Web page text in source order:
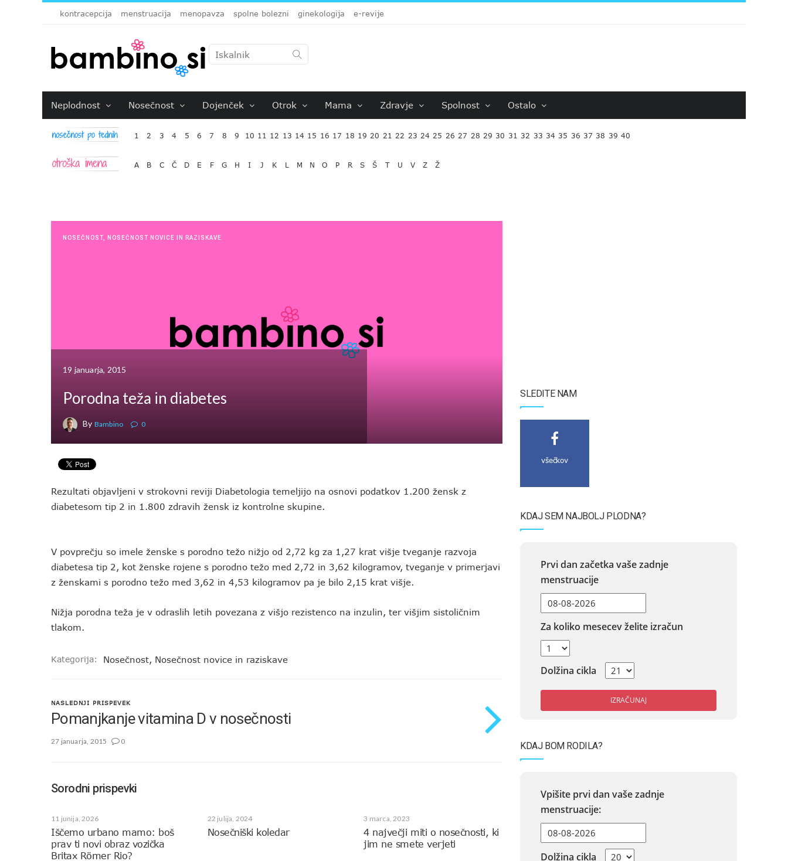
kontracepcija menstruacija menopavza spolne bolezni ginekologija e-revije
Neplodnost Nosečnost Dojenček Otrok Mama Zdravje Spolnost Ostalo
1 2 3 4 5 6 7 8 9 10 11 12 13 14 15 16 17 18 19 20 21 22 23 24 25 26 27 28 29 30 31 32 33 34 35 36 37 38 39 40
A B C Č D E F G H I J K L M N O P R S Š T U V Z Ž
NOSEČNOST, NOSEČNOST NOVICE IN RAZISKAVE
19 januarja, 2015
Porodna teža in diabetes
By Bambino 0
Rezultati objavljeni v strokovni reviji Diabetologia temeljijo na osnovi podatkov 1.200 žensk z
diabetesom tip 2 in 1.800 zdravih žensk iz kontrolne skupine.
V povprečju so imele ženske s porodno težo nižjo od 2,72 kg za 1,27 krat višje tveganje razvoja
diabetesa tip 2, kot ženske rojene s porodno težo med 2,72 in 3,62 kilogramov, tveganje v primerjavi
z ženskami s porodno težo med 3,62 in 4,53 kilogramov pa je bilo 2,15 krat višje.
Nižja porodna teža je v odraslih letih povezana z višjo rezistenco na inzulin, ter višjim sistoličnim
tlakom.
Kategorija: Nosečnost, Nosečnost novice in raziskave
NASLEDNJI PRISPEVEK
Pomanjkanje vitamina D v nosečnosti
27 januarja, 2015 0
Sorodni prispevki
11 junija, 2026
Iščemo urbano mamo: boš
prav ti novi obraz vozička
Britax Römer Rio?
22 julija, 2024
Nosečniški koledar
3 marca, 2023
4 največji miti o nosečnosti, ki
jim ne smete verjeti
SLEDITE NAM
všečkov
KDAJ SEM NAJBOLJ PLODNA?
Prvi dan začetka vaše zadnje
menstruacije
Za koliko mesecev želite izračun
Dolžina cikla
IZRAČUNAJ
KDAJ BOM RODILA?
Vpišite prvi dan vaše zadnje
menstruacije:
Dolžina cikla